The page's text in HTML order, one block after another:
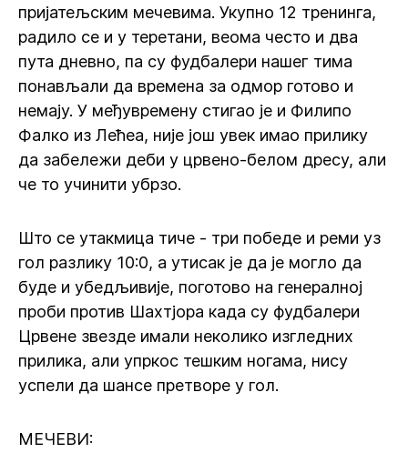
пријатељским мечевима. Укупно 12 тренинга,
радило се и у теретани, веома често и два
пута дневно, па су фудбалери нашег тима
понављали да времена за одмор готово и
немају. У међувремену стигао је и Филипо
Фалко из Лећеа, није још увек имао прилику
да забележи деби у црвено-белом дресу, али
че то учинити убрзо.
Што се утакмица тиче - три победе и реми уз
гол разлику 10:0, а утисак је да је могло да
буде и убедљивије, поготово на генералној
проби против Шахтјора када су фудбалери
Црвене звезде имали неколико изгледних
прилика, али упркос тешким ногама, нису
успели да шансе претворе у гол.
МЕЧЕВИ: